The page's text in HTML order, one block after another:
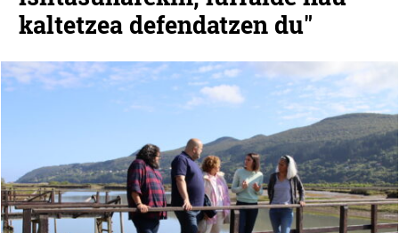
kaltetzea defendatzen du"